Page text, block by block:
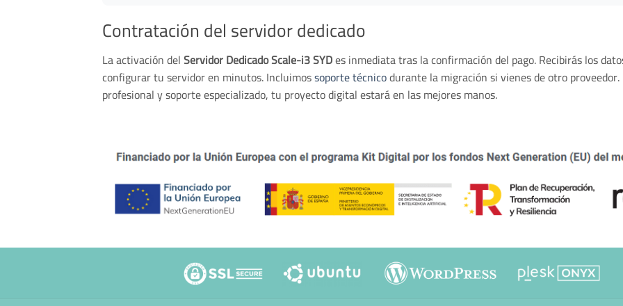
Contratación del servidor dedicado
La activación delServidor Dedicado Scale-i3 SYDes inmediata tras la confirmación del pago. Recibirás los
configurar tu servidor en minutos. Incluimossoporte técnicodurante la migración si vienes de otro
profesional y soporte especializado, tu proyecto digital estará en las mejores manos.